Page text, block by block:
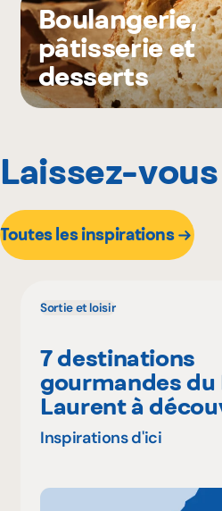
Boulangerie,
pâtisserie et
desserts
Laissez-
Toutes les inspirations
Sortie et loisir
7 destinations
gourmandes du
Laurent à
Inspirations d'ici